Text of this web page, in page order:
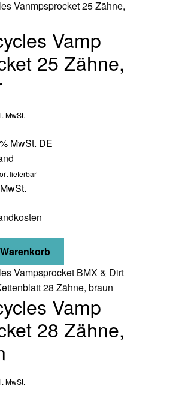
Vamp
25 Zähne,
MwSt.
MwSt. DE
lieferbar
Vamp
28 Zähne,
MwSt.